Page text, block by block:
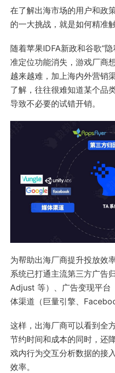
在了解出海市场的用户和政
的一大挑战，就是如何精准
随着苹果IDFA新政和谷歌“
准定位功能消失，游戏厂商
越来越难，加上海内外营销
了解，往往很难知道某个品
导致不必要的试错开销。
为帮助出海厂商提升投放效
系统已打通主流第三方广告
Adjust 等）、广告变现平台
体渠道（巨量引擎、
这样，出海厂商可以看到全
节约时间和成本的同时，还
戏内行为交互分析数据的接
效率。